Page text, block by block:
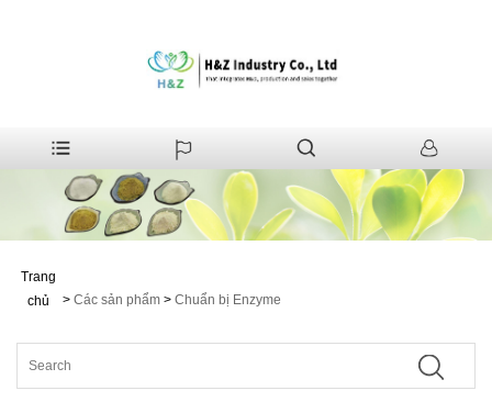
Trang
chủ
> Các sản phẩm > Chuẩn bị Enzyme